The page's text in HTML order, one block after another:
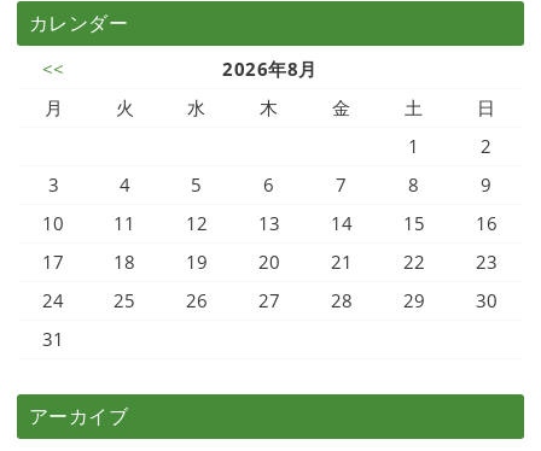
カレンダー
<<
2026年8月
月
火 水 木 金 土
日
1
2
3
4 5 6 7 8
9
10
11 12 13 14 15
16
17
18 19 20 21 22
23
24
25 26 27 28 29
30
31
アーカイブ